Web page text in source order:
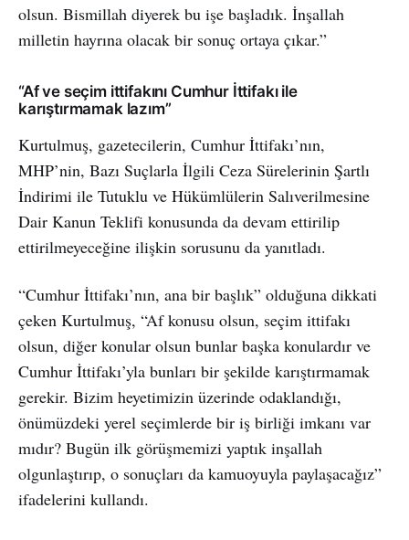
olsun. Bismillah diyerek bu işe başladık. İnşallah
milletin hayrına olacak bir sonuç ortaya çıkar.”
“Af ve seçim ittifakını Cumhur İttifakı ile
karıştırmamak lazım”
Kurtulmuş, gazetecilerin, Cumhur İttifakı’nın,
MHP’nin, Bazı Suçlarla İlgili Ceza Sürelerinin Şartlı
İndirimi ile Tutuklu ve Hükümlülerin Salıverilmesine
Dair Kanun Teklifi konusunda da devam ettirilip
ettirilmeyeceğine ilişkin sorusunu da yanıtladı.
“Cumhur İttifakı’nın, ana bir başlık” olduğuna dikkati
çeken Kurtulmuş, “Af konusu olsun, seçim ittifakı
olsun, diğer konular olsun bunlar başka konulardır ve
Cumhur İttifakı’yla bunları bir şekilde karıştırmamak
gerekir. Bizim heyetimizin üzerinde odaklandığı,
önümüzdeki yerel seçimlerde bir iş birliği imkanı var
mıdır? Bugün ilk görüşmemizi yaptık inşallah
olgunlaştırıp, o sonuçları da kamuoyuyla paylaşacağız”
ifadelerini kullandı.